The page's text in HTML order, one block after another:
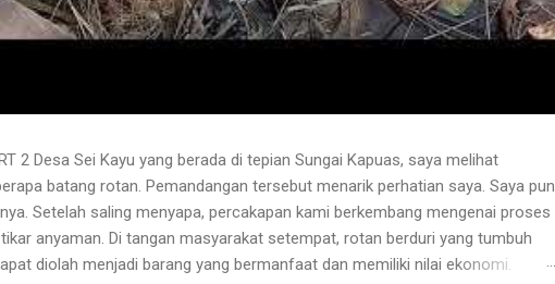
2 Desa Sei Kayu yang berada di tepian Sungai Kapuas, saya melihat
batang rotan. Pemandangan tersebut menarik perhatian saya. Saya pun
Setelah saling menyapa, percakapan kami berkembang mengenai proses
anyaman. Di tangan masyarakat setempat, rotan berduri yang tumbuh
diolah menjadi barang yang bermanfaat dan memiliki nilai ekonomi.